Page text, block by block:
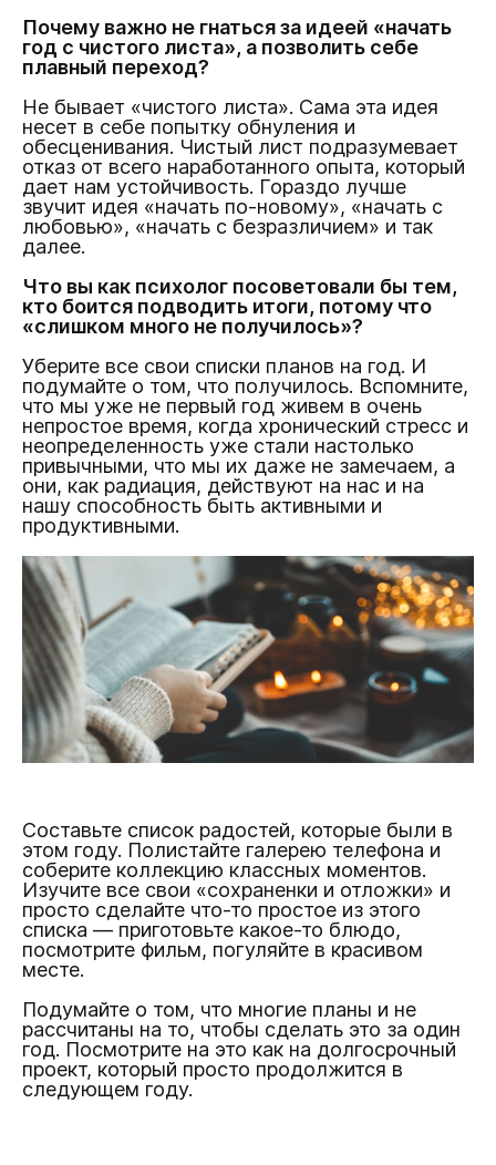
Почему важно не гнаться за идеей «начать
год с чистого листа», а позволить себе
плавный переход?
Не бывает «чистого листа». Сама эта идея
несет в себе попытку обнуления и
обесценивания. Чистый лист подразумевает
отказ от всего наработанного опыта, который
дает нам устойчивость. Гораздо лучше
звучит идея «начать по-новому», «начать с
любовью», «начать с безразличием» и так
далее.
Что вы как психолог посоветовали бы тем,
кто боится подводить итоги, потому что
«слишком много не получилось»?
Уберите все свои списки планов на год. И
подумайте о том, что получилось. Вспомните,
что мы уже не первый год живем в очень
непростое время, когда хронический стресс и
неопределенность уже стали настолько
привычными, что мы их даже не замечаем, а
они, как радиация, действуют на нас и на
нашу способность быть активными и
продуктивными.
Составьте список радостей, которые были в
этом году. Полистайте галерею телефона и
соберите коллекцию классных моментов.
Изучите все свои «сохраненки и отложки» и
просто сделайте что-то простое из этого
списка — приготовьте какое-то блюдо,
посмотрите фильм, погуляйте в красивом
месте.
Подумайте о том, что многие планы и не
рассчитаны на то, чтобы сделать это за один
год. Посмотрите на это как на долгосрочный
проект, который просто продолжится в
следующем году.